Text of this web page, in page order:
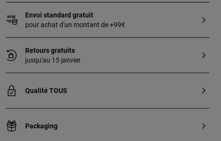
Envoi standard gratuit
pour achat d'un montant de +99€
Retours gratuits
jusqu'au 15 janvier
Qualité TOUS
Packaging